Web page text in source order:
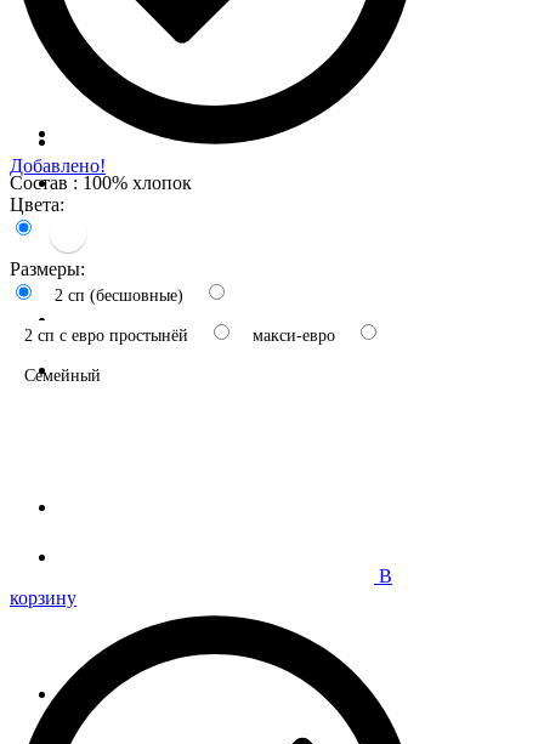
Добавлено!
Состав : 100% хлопок
Цвета:
Размеры:
2 сп (бесшовные)
2 сп с евро простынёй макси-евро
Семейный
В
корзину